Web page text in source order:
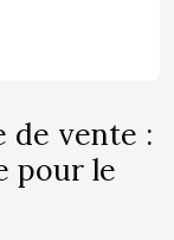
de vente :
pour le